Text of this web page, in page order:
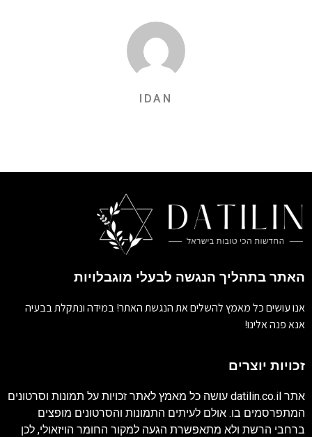
IDAN
האתר בתהליך הנגשה לבעלי מוגבלויות
אנו עושים כל מאמץ להשלים את הנגשת האתר! במידה ונתקלת בבעיה
אנא פנה אלינו!
זכויות יוצרים
אתר datilin.co.il עושה כל מאמץ לאתר זכויות על תמונות וסרטונים
המתפרסמים בו. אולם לעיתים התמונות והסרטונים מופצים
ברחבי הרשת ולא מתאפשרת הגעה למקור החומר הויזאולי, לכן